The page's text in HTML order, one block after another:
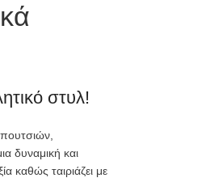
στυλ!
δυναμική και
καθώς ταιριάζει με